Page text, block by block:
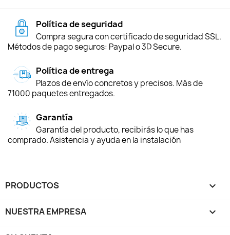
Política de seguridad
Compra segura con certificado de seguridad SSL.
Métodos de pago seguros: Paypal o 3D Secure.
Política de entrega
Plazos de envío concretos y precisos. Más de
71000 paquetes entregados.
Garantía
Garantía del producto, recibirás lo que has
comprado. Asistencia y ayuda en la instalación
PRODUCTOS 
NUESTRA EMPRESA 